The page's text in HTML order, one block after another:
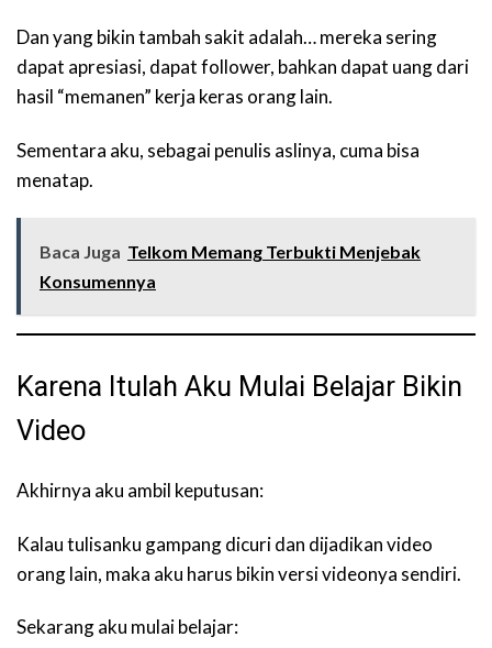
Dan yang bikin tambah sakit adalah… mereka sering
dapat apresiasi, dapat follower, bahkan dapat uang dari
hasil “memanen” kerja keras orang lain.
Sementara aku, sebagai penulis aslinya, cuma bisa
menatap.
Baca Juga Telkom Memang Terbukti Menjebak
Konsumennya
Karena Itulah Aku Mulai Belajar Bikin
Video
Akhirnya aku ambil keputusan:
Kalau tulisanku gampang dicuri dan dijadikan video
orang lain, maka aku harus bikin versi videonya sendiri.
Sekarang aku mulai belajar: